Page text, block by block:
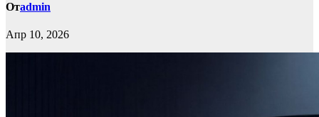
Отadmin
Апр 10, 2026